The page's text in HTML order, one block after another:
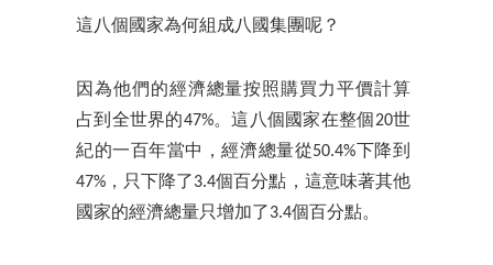
這八個國家為何組成八國集團呢？
因為他們的經濟總量按照購買力平價計算
占到全世界的47%。這八個國家在整個20世
紀的一百年當中，經濟總量從50.4%下降到
47%，只下降了3.4個百分點，這意味著其他
國家的經濟總量只增加了3.4個百分點。